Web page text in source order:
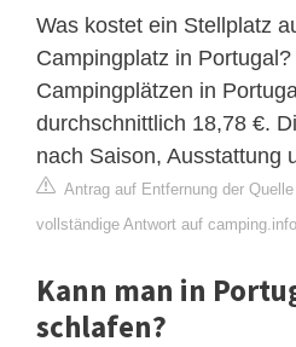
Was kostet ein Stellplatz
Campingplatz in
Campingplätzen in
durchschnittlich 18,78 €.
nach Saison, Ausstattung
Antrag auf Entfernung der Quelle
vollständige Antwort auf
Kann man in
schlafen?